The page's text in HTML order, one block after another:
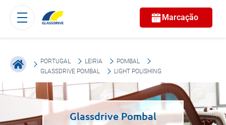
Marcação
PORTUGAL LEIRIA
POMBAL
GLASSDRIVE POMBAL
LIGHT POLISHING
Glassdrive Pombal